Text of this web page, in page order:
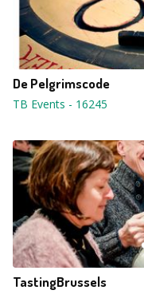
De Pelgrimscode
TB Events - 16245
TastingBrussels